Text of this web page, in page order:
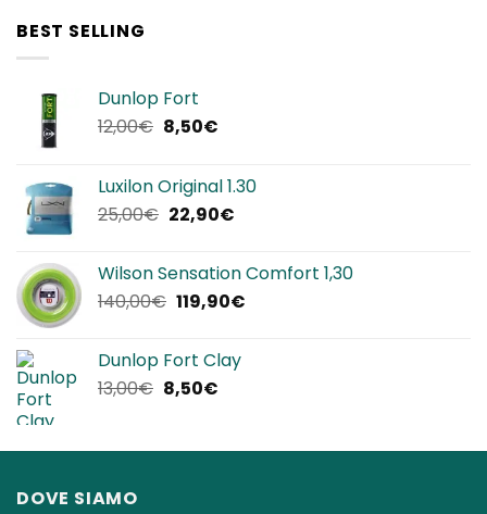
BEST SELLING
Dunlop Fort
12,00€ Il
era:
12,00€.
8,50€Il
è:
8,50€.
Luxilon Original 1.30
25,00€ Il
era:
25,00€.
22,90€Il
è:
22,90€.
Wilson Sensation Comfort 1,30
140,00€ Il
era:
140,00€.
119,90€Il
Dunlop Fort Clay
13,00€ Il
era:
8,50€Il
è:
DOVE SIAMO